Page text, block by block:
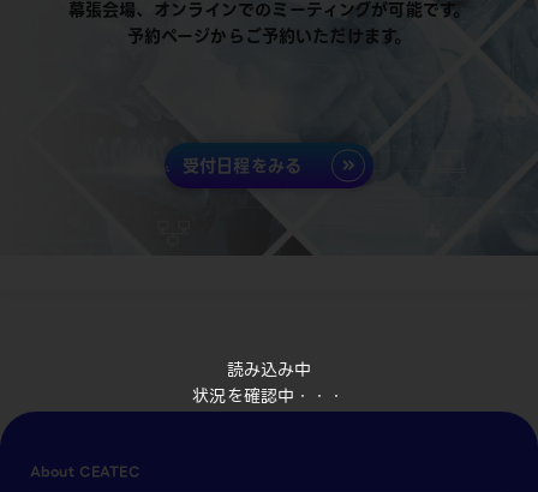
読み込み中
状況を確認中・・・
幕張会場、オンラインでのミーティングが可能です。
予約ページからご予約いただけます。
受付日程をみる
About CEATEC